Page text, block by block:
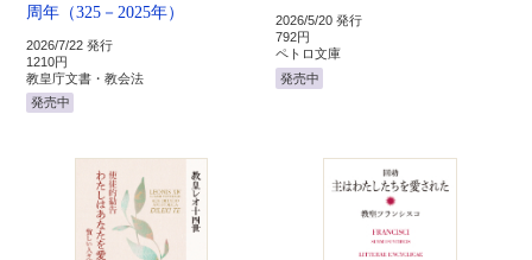
周年（325－2025年）
2026/7/22 発行
1210円
教皇庁文書・教会法
発売中
2026/5/20 発行
792円
ペトロ文庫
発売中